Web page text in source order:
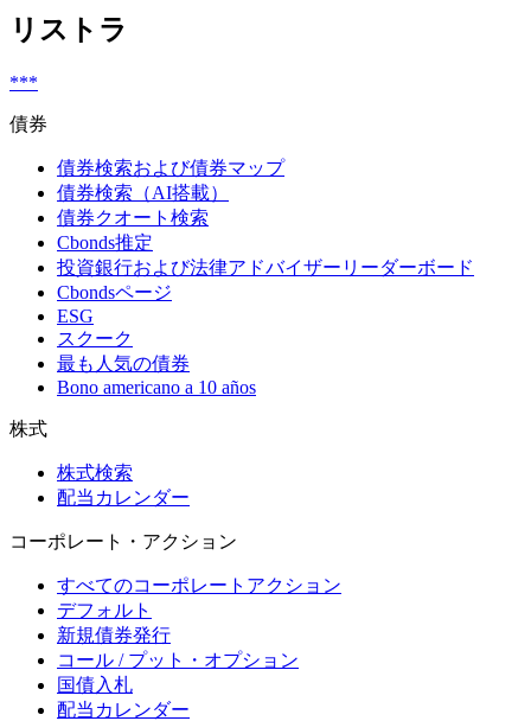
リストラ
***
債券
債券検索および債券マップ
債券検索（AI搭載）
債券クオート検索
Cbonds推定
投資銀行および法律アドバイザーリーダーボード
Cbondsページ
ESG
スクーク
最も人気の債券
Bono americano a 10 años
株式
株式検索
配当カレンダー
コーポレート・アクション
すべてのコーポレートアクション
デフォルト
新規債券発行
コール / プット・オプション
国債入札
配当カレンダー